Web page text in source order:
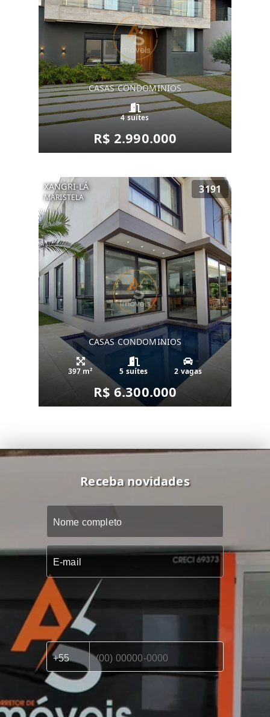
CASAS CONDOMINIOS
4 suítes
R$ 2.990.000
XANGRI-LÁ
MARISTELA
3191
CASAS CONDOMINIOS
397 m² 5 suítes 2 vagas
R$ 6.300.000
Receba novidades